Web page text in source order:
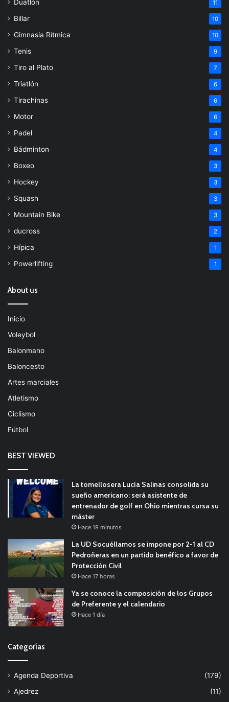
Duatlón 11
Billar 10
Gimnasia Rítmica 10
Tenis 9
Tiro al Plato 7
Triatlón 6
Tirachinas 6
Motor 6
Padel 4
Bádminton 4
Boxeo 3
Hockey 3
Squash 3
Mountain Bike 3
ducross 2
Hípica 1
Powerlifting 1
About us
Inicio
Voleybol
Balonmano
Baloncesto
Artes marciales
Atletismo
Ciclismo
Fútbol
BEST VIEWED
La tomellosera Lucía Salinas consolida su
sueño americano: será asistente de
entrenador de golf en Ohio mientras cursa su
máster
Hace 19 minutos
La UD Socuéllamos se impone por 2-1 al CD
Pedroñeras en un partido benéfico a favor de
Protección Civil
Hace 17 horas
Ya se conoce la composición de los Grupos
de Preferente y el calendario
Hace 1 día
Categorías
Agenda Deportiva
(179)
Ajedrez
(11)